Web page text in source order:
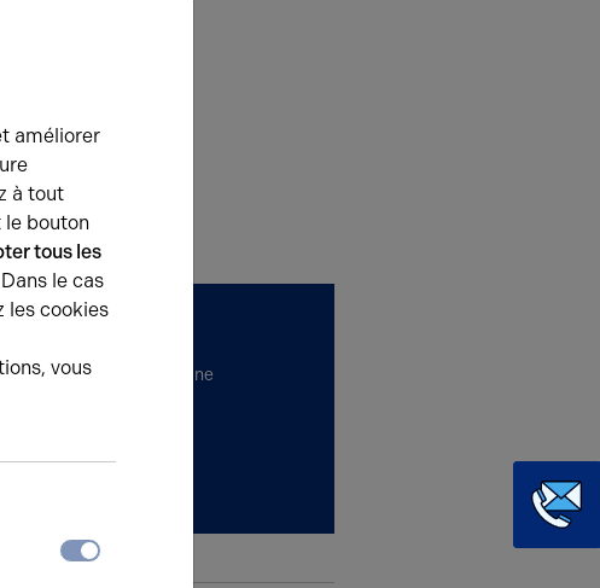
indépendant
et vous accompagne
améliorer
à tout
le bouton
tous les
le cas
les cookies
vous